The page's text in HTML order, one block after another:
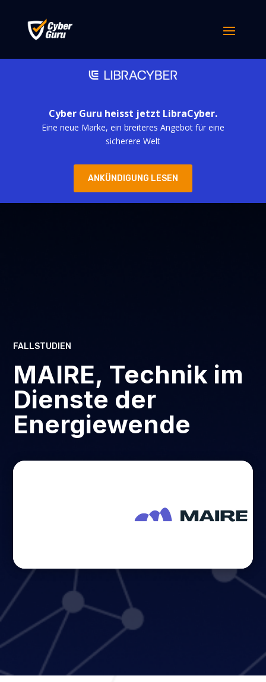
Cyber Guru heisst jetzt LibraCyber.
Eine neue Marke, ein breiteres Angebot für eine
sicherere Welt
ANKÜNDIGUNG LESEN
FALLSTUDIEN
MAIRE, Technik im
Dienste der
Energiewende